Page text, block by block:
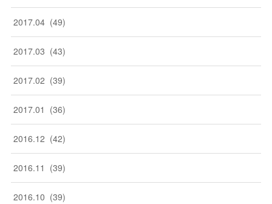
2017.04 (49)
2017.03 (43)
2017.02 (39)
2017.01 (36)
2016.12 (42)
2016.11 (39)
2016.10 (39)